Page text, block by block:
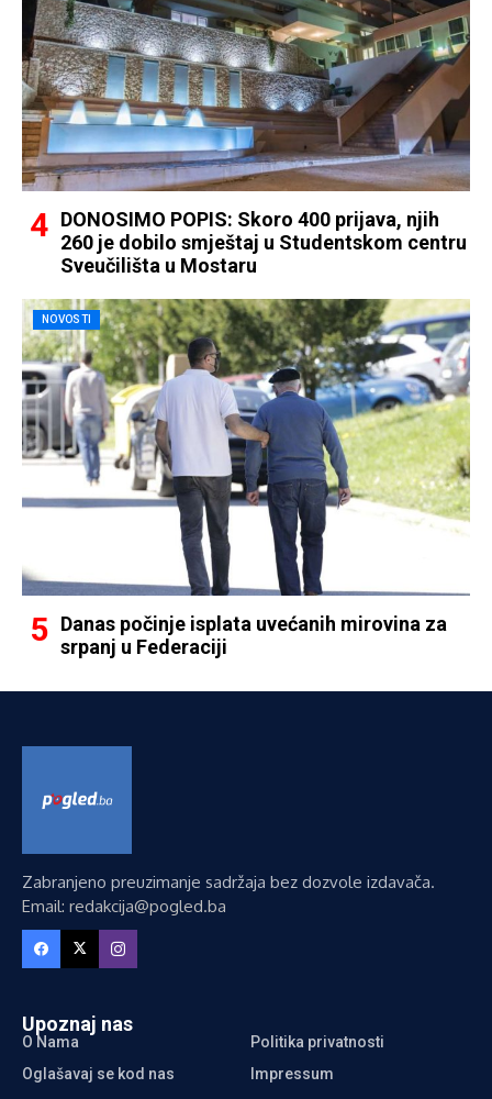
DONOSIMO POPIS: Skoro 400 prijava, njih
260 je dobilo smještaj u Studentskom centru
Sveučilišta u Mostaru
NOVOSTI
Danas počinje isplata uvećanih mirovina za
srpanj u Federaciji
Zabranjeno preuzimanje sadržaja bez dozvole izdavača.
Email: redakcija@pogled.ba
Upoznaj nas
O Nama
Politika privatnosti
Oglašavaj se kod nas
Impressum